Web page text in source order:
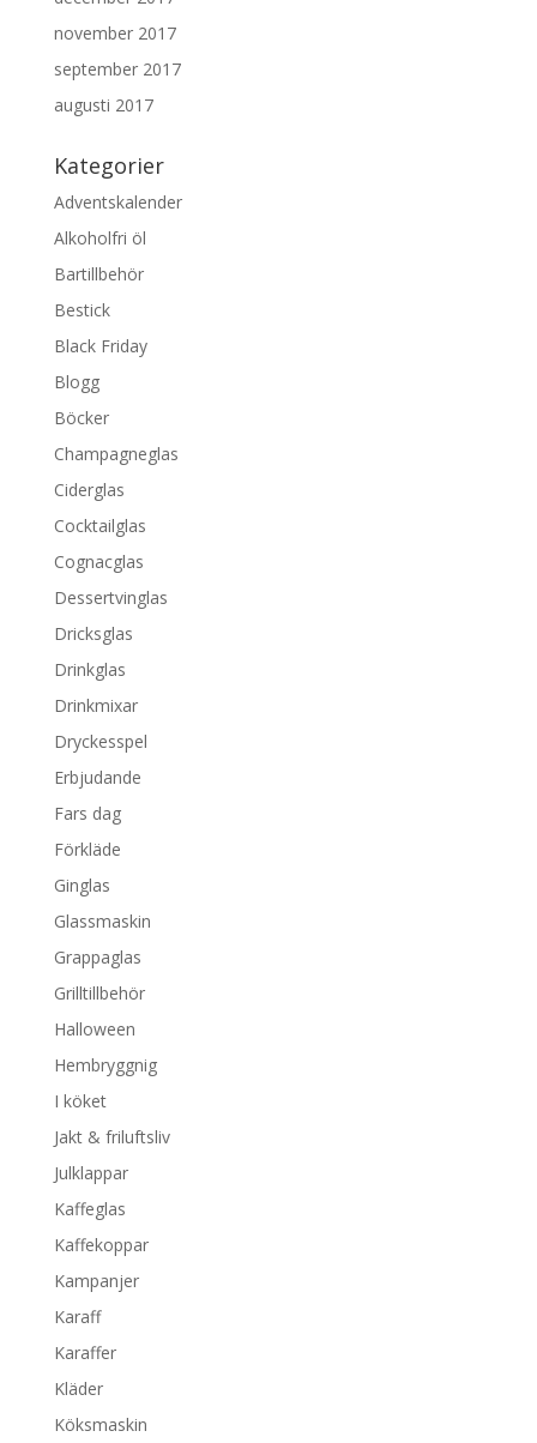
november 2017
september 2017
augusti 2017
Kategorier
Adventskalender
Alkoholfri öl
Bartillbehör
Bestick
Black Friday
Blogg
Böcker
Champagneglas
Ciderglas
Cocktailglas
Cognacglas
Dessertvinglas
Dricksglas
Drinkglas
Drinkmixar
Dryckesspel
Erbjudande
Fars dag
Förkläde
Ginglas
Glassmaskin
Grappaglas
Grilltillbehör
Halloween
Hembryggnig
I köket
Jakt & friluftsliv
Julklappar
Kaffeglas
Kaffekoppar
Kampanjer
Karaff
Karaffer
Kläder
Köksmaskin